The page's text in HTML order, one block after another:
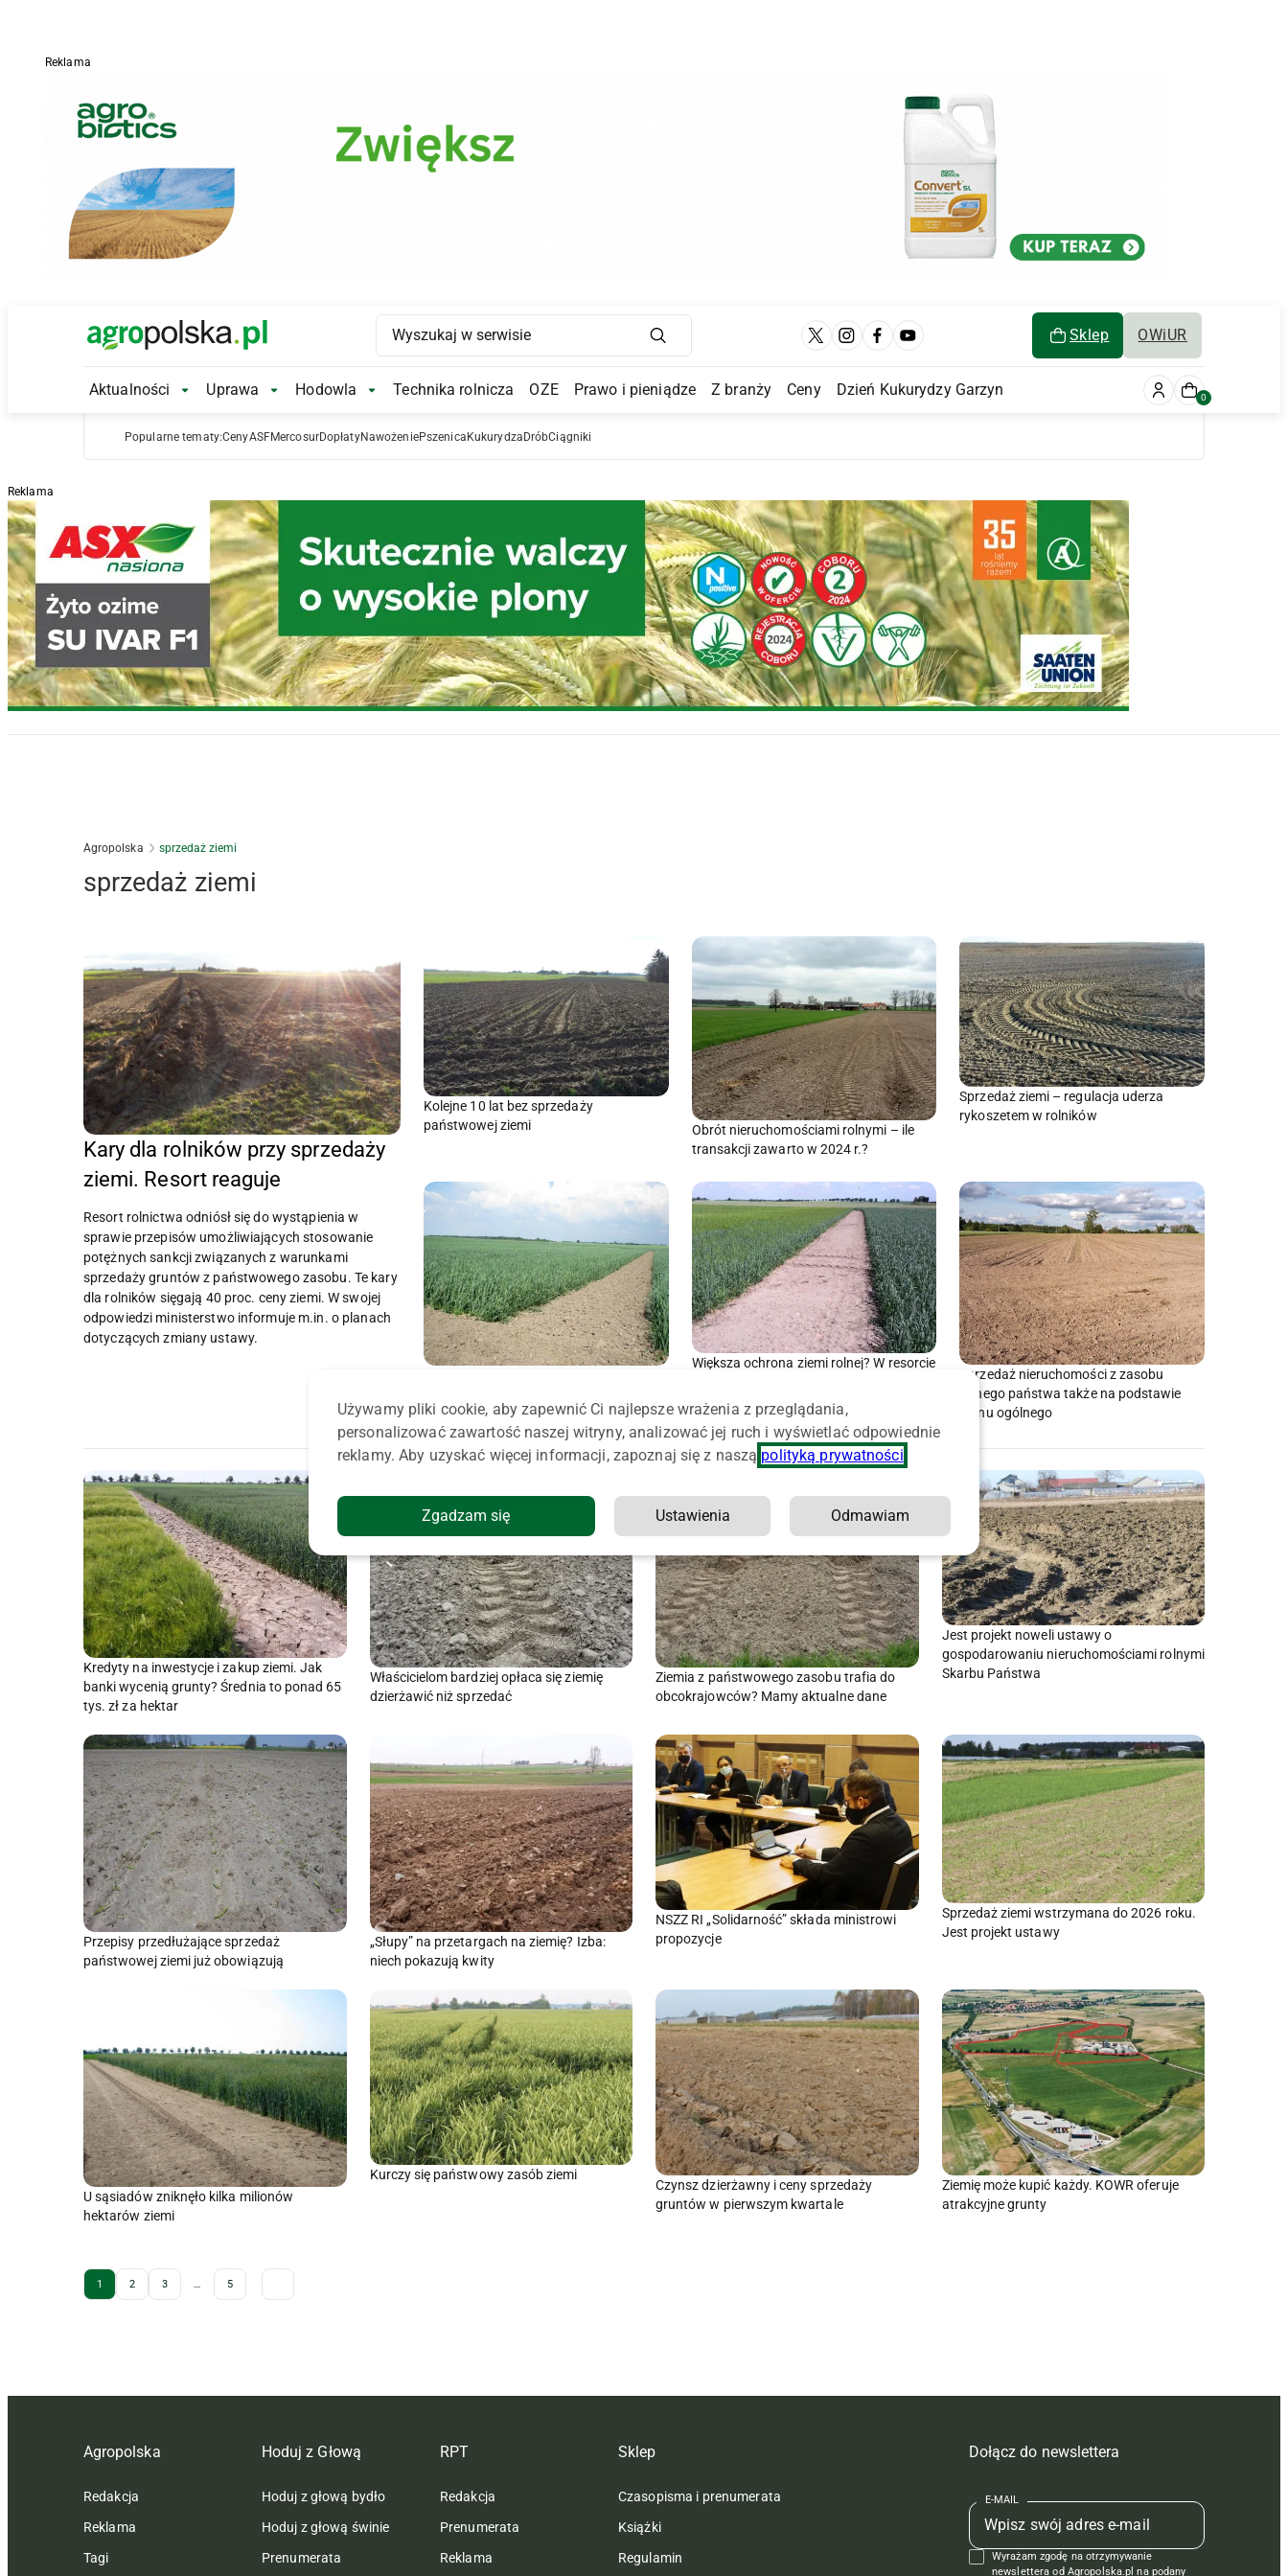
Reklama
Main Logo Sklep OWiUR
Main Navigation
Aktualności Aktualności Submenu
Uprawa Uprawa Submenu
Hodowla Hodowla Submenu
Technika rolnicza OZE Prawo i pieniądze Z branży Ceny Dzień Kukurydzy Garzyn 0
Popularne tematy:CenyASFMercosurDopłatyNawożeniePszenica Kukurydza DróbCiągniki
Reklama
Agropolska sprzedaż ziemi
sprzedaż ziemi
Kary dla rolników przy sprzedaży
ziemi. Resort reaguje
Resort rolnictwa odniósł się do wystąpienia w
sprawie przepisów umożliwiających stosowanie
potężnych sankcji związanych z warunkami
sprzedaży gruntów z państwowego zasobu. Te kary
dla rolników sięgają 40 proc. ceny ziemi. W swojej
odpowiedzi ministerstwo informuje m.in. o planach
dotyczących zmiany ustawy.
Kolejne 10 lat bez sprzedaży
państwowej ziemi
Obrót nieruchomościami rolnymi – ile
transakcji zawarto w 2024 r.?
Sprzedaż ziemi – regulacja uderza
rykoszetem w rolników
Większa ochrona ziemi rolnej? W resorcie
Sprzedaż nieruchomości z zasobu
rolnego państwa także na podstawie
planu ogólnego
Kredyty na inwestycje i zakup ziemi. Jak
banki wycenią grunty? Średnia to ponad 65
tys. zł za hektar
Właścicielom bardziej opłaca się ziemię
dzierżawić niż sprzedać
Ziemia z państwowego zasobu trafia do
obcokrajowców? Mamy aktualne dane
Jest projekt noweli ustawy o
gospodarowaniu nieruchomościami rolnymi
Skarbu Państwa
Przepisy przedłużające sprzedaż
państwowej ziemi już obowiązują
„Słupy” na przetargach na ziemię? Izba:
niech pokazują kwity
NSZZ RI „Solidarność” składa ministrowi
propozycje
Sprzedaż ziemi wstrzymana do 2026 roku.
Jest projekt ustawy
U sąsiadów zniknęło kilka milionów
hektarów ziemi
Kurczy się państwowy zasób ziemi
Czynsz dzierżawny i ceny sprzedaży
gruntów w pierwszym kwartale
Ziemię może kupić każdy. KOWR oferuje
atrakcyjne grunty
Archive Pagination
1 2 3 5
Agropolska
Redakcja
Reklama
Tagi
Hoduj z Głową
Hoduj z głową bydło
Hoduj z głową świnie
Prenumerata
RPT
Redakcja
Prenumerata
Reklama
Sklep
Czasopisma i prenumerata
Książki
Regulamin
Dołącz do newslettera
E-MAIL
Wyrażam zgodę na otrzymywanie
newslettera od Agropolska.pl na podany
Używamy pliki cookie, aby zapewnić Ci najlepsze wrażenia z przeglądania,
personalizować zawartość naszej witryny, analizować jej ruch i wyświetlać odpowiednie
reklamy. Aby uzyskać więcej informacji, zapoznaj się z naszą polityką prywatności
Zgadzam się Ustawienia Odmawiam